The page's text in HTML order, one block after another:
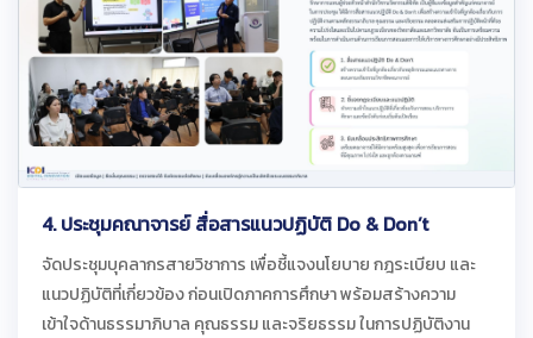
4. ประชุมคณาจารย์ สื่อสารแนวปฏิบัติ Do & Don’t
จัดประชุมบุคลากรสายวิชาการ เพื่อชี้แจงนโยบาย กฎระเบียบ และ
แนวปฏิบัติที่เกี่ยวข้อง ก่อนเปิดภาคการศึกษา พร้อมสร้างความ
เข้าใจด้านธรรมาภิบาล คุณธรรม และจริยธรรม ในการปฏิบัติงาน